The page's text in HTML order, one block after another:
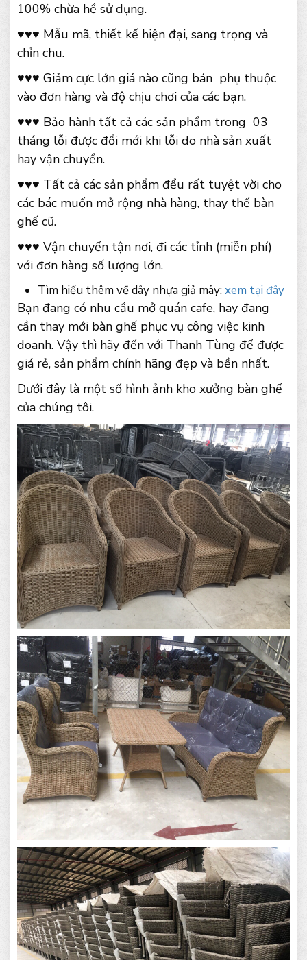
100% chừa hề sử dụng.
♥♥♥ Mẫu mã, thiết kế hiện đại, sang trọng và
chỉn chu.
♥♥♥ Giảm cực lớn giá nào cũng bán phụ thuộc
vào đơn hàng và độ chịu chơi của các bạn.
♥♥♥ Bảo hành tất cả các sản phẩm trong 03
tháng lỗi được đổi mới khi lỗi do nhà sản xuất
hay vận chuyển.
♥♥♥ Tất cả các sản phẩm đểu rất tuyệt vời cho
các bác muốn mở rộng nhà hàng, thay thế bàn
ghế cũ.
♥♥♥ Vận chuyển tận nơi, đi các tỉnh (miễn phí)
với đơn hàng số lượng lớn.
Tìm hiểu thêm về dây nhựa giả mây:xem tại đây
Bạn đang có nhu cầu mở quán cafe, hay đang
cần thay mới bàn ghế phục vụ công việc kinh
doanh. Vậy thì hãy đến với Thanh Tùng để được
giá rẻ, sản phẩm chính hãng đẹp và bền nhất.
Dưới đây là một số hình ảnh kho xưởng bàn ghế
của chúng tôi.